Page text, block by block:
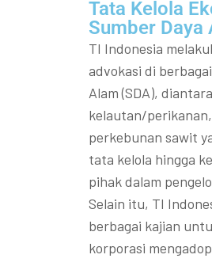
Tata Kelola
Sumber Daya
TI Indonesia
advokasi di
Alam (SDA),
kelautan/
perkebunan sawit
tata kelola hingga
pihak dalam
Selain itu, TI
berbagai kajian
korporasi